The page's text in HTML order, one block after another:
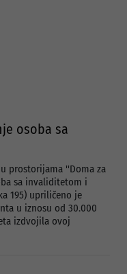
osoba sa
prostorijama ''Doma za
sa invaliditetom i
195) upriličeno je
u iznosu od 30.000
izdvojila ovoj